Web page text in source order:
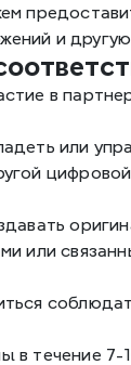
и
в
или
или
в течение